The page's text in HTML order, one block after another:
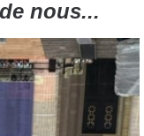
nous...